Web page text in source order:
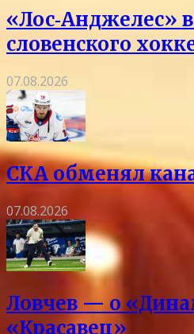
«Лос‑Анджелес»
словенского
07.08.2026
СКА обменял
07.08.2026
Ловчев — о
«Красавец»